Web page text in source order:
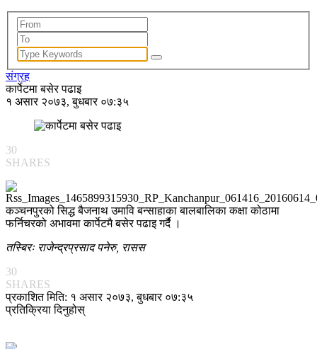
संग्रह
कार्पेटमा बसेर पढाइ
१ असार २०७३, बुधबार ०७:३५
30
SHARES
कञ्चनपुरको सिद्ध बैजनाथ उमावि बन्साहाका बालबालिका कक्षा कोठामा
फर्निचरको अभावमा कार्पेटमै बसेर पढाइ गर्दैै ।
तस्बिरः राजेन्द्रप्रसाद पनेरु, रासस
30
SHARES
प्रकाशित मिति: १ असार २०७३, बुधबार ०७:३५
प्रतिक्रिया दिनुहोस्